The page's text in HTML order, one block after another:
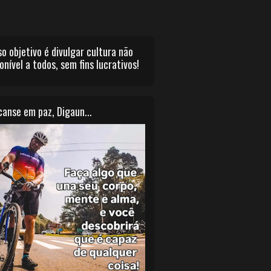
objetivo é divulgar cultura não
a todos, sem fins lucrativos!
em paz, Digaun...